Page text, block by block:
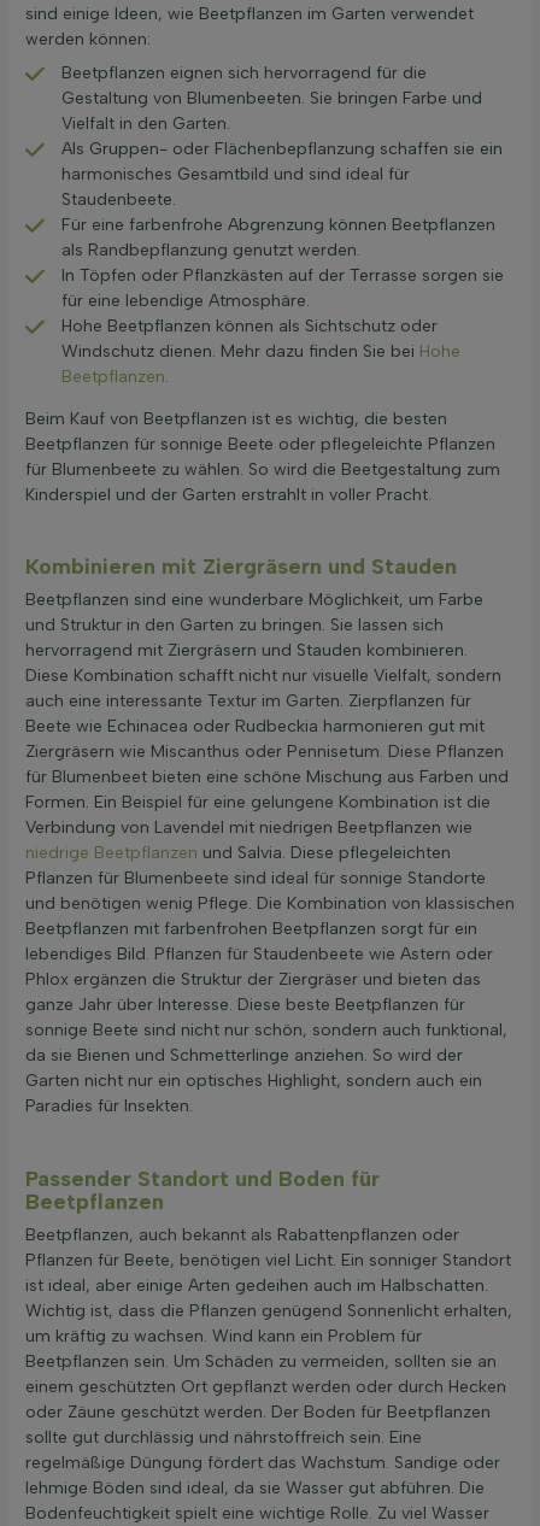
sind einige Ideen, wie Beetpflanzen im Garten verwendet
werden können:
Beetpflanzen eignen sich hervorragend für die
Gestaltung von Blumenbeeten. Sie bringen Farbe und
Vielfalt in den Garten.
Als Gruppen- oder Flächenbepflanzung schaffen sie ein
harmonisches Gesamtbild und sind ideal für
Staudenbeete.
Für eine farbenfrohe Abgrenzung können Beetpflanzen
als Randbepflanzung genutzt werden.
In Töpfen oder Pflanzkästen auf der Terrasse sorgen sie
für eine lebendige Atmosphäre.
Hohe Beetpflanzen können als Sichtschutz oder
Windschutz dienen. Mehr dazu finden Sie bei Hohe
Beetpflanzen.
Beim Kauf von Beetpflanzen ist es wichtig, die besten
Beetpflanzen für sonnige Beete oder pflegeleichte Pflanzen
für Blumenbeete zu wählen. So wird die Beetgestaltung zum
Kinderspiel und der Garten erstrahlt in voller Pracht.
Kombinieren mit Ziergräsern und Stauden
Beetpflanzen sind eine wunderbare Möglichkeit, um Farbe
und Struktur in den Garten zu bringen. Sie lassen sich
hervorragend mit Ziergräsern und Stauden kombinieren.
Diese Kombination schafft nicht nur visuelle Vielfalt, sondern
auch eine interessante Textur im Garten. Zierpflanzen für
Beete wie Echinacea oder Rudbeckia harmonieren gut mit
Ziergräsern wie Miscanthus oder Pennisetum. Diese Pflanzen
für Blumenbeet bieten eine schöne Mischung aus Farben und
Formen. Ein Beispiel für eine gelungene Kombination ist die
Verbindung von Lavendel mit niedrigen Beetpflanzen wie
niedrige Beetpflanzen und Salvia. Diese pflegeleichten
Pflanzen für Blumenbeete sind ideal für sonnige Standorte
und benötigen wenig Pflege. Die Kombination von klassischen
Beetpflanzen mit farbenfrohen Beetpflanzen sorgt für ein
lebendiges Bild. Pflanzen für Staudenbeete wie Astern oder
Phlox ergänzen die Struktur der Ziergräser und bieten das
ganze Jahr über Interesse. Diese beste Beetpflanzen für
sonnige Beete sind nicht nur schön, sondern auch funktional,
da sie Bienen und Schmetterlinge anziehen. So wird der
Garten nicht nur ein optisches Highlight, sondern auch ein
Paradies für Insekten.
Passender Standort und Boden für
Beetpflanzen
Beetpflanzen, auch bekannt als Rabattenpflanzen oder
Pflanzen für Beete, benötigen viel Licht. Ein sonniger Standort
ist ideal, aber einige Arten gedeihen auch im Halbschatten.
Wichtig ist, dass die Pflanzen genügend Sonnenlicht erhalten,
um kräftig zu wachsen. Wind kann ein Problem für
Beetpflanzen sein. Um Schäden zu vermeiden, sollten sie an
einem geschützten Ort gepflanzt werden oder durch Hecken
oder Zäune geschützt werden. Der Boden für Beetpflanzen
sollte gut durchlässig und nährstoffreich sein. Eine
regelmäßige Düngung fördert das Wachstum. Sandige oder
lehmige Böden sind ideal, da sie Wasser gut abführen. Die
Bodenfeuchtigkeit spielt eine wichtige Rolle. Zu viel Wasser